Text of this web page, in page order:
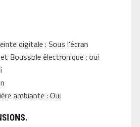
digitale : Sous l’écran
Boussole électronique : oui
ambiante : Oui